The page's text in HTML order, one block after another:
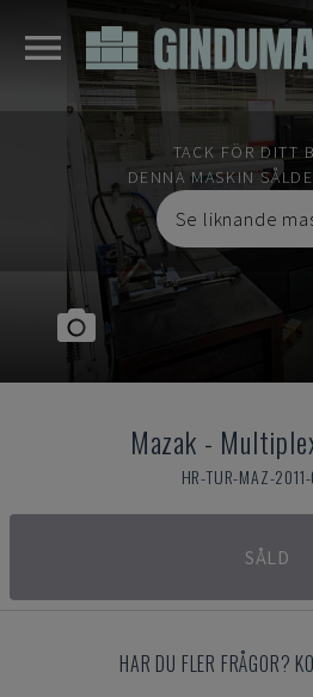
TACK FÖR DITT
DENNA MASKIN
Se liknande
Mazak -
HR-TUR-MAZ-
SÅLD
HAR DU FLER FRÅGOR?